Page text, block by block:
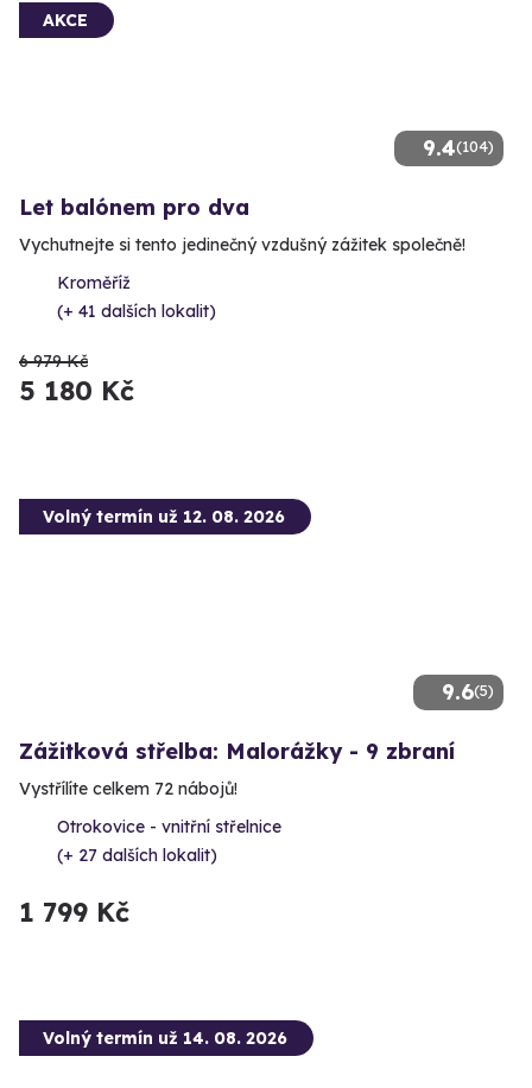
9.4(104)
AKCE
Let balónem pro dva
Vychutnejte si tento jedinečný vzdušný zážitek společně!
Kroměříž
(+ 41 dalších lokalit)
6 979 Kč
5 180 Kč
9.6(5)
Volný termín už 12. 08. 2026
Zážitková střelba: Malorážky - 9 zbraní
Vystřílíte celkem 72 nábojů!
Otrokovice - vnitřní střelnice
(+ 27 dalších lokalit)
1 799 Kč
Volný termín už 14. 08. 2026